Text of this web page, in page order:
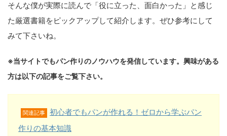
そんな僕が実際に読んで「役に立った、面白かった」と感じ
た厳選書籍をピックアップして紹介します。ぜひ参考にして
みて下さいね。
※当サイトでもパン作りのノウハウを発信しています。興味がある
方は以下の記事をご覧下さい。
関連記事
初心者でもパンが作れる！ゼロから学ぶパン
作りの基本知識